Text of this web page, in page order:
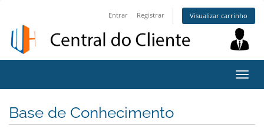
Entrar Registrar Visualizar carrinho
Base de Conhecimento